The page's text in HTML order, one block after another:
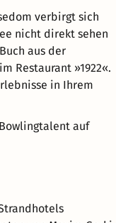
verbirgt sich
nicht direkt sehen
aus der
Restaurant »1922«.
in Ihrem
auf